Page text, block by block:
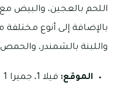
اللحم بالعجين، والبيض
بالإضافة إلى أنوع مختلفة
واللبنة بالشمندر، والحمص
الموقع: فيلا 1، جميرا 1